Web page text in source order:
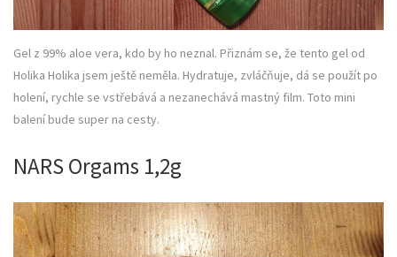
Gel z 99% aloe vera, kdo by ho neznal. Přiznám se, že tento gel od
Holika Holika jsem ještě neměla. Hydratuje, zvláčňuje, dá se použít po
holení, rychle se vstřebává a nezanechává mastný film. Toto mini
balení bude super na cesty.
NARS Orgams 1,2g